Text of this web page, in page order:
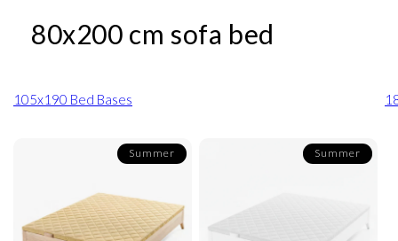
80x200 cm sofa bed
105x190 Bed Bases
Summer Summer